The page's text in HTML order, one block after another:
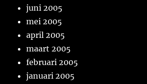
juni 2005
mei 2005
april 2005
maart 2005
februari 2005
januari 2005